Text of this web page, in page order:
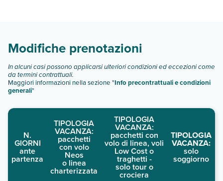
Modifiche prenotazioni
In alcuni casi possono applicarsi ulteriori condizioni ed eccezioni come
da termini contrattuali.
Maggiori informazioni nella sezione "Info precontrattuali e condizioni
generali"
N.
GIORNI
ante
partenza
TIPOLOGIA
VACANZA:
pacchetti
con volo
Neos
o linea
charterizzata
TIPOLOGIA
VACANZA:
pacchetti con
volo di linea, voli
Low Cost o
traghetti -
solo tour o
crociera
TIPOLOGIA
VACANZA:
solo
soggiorno